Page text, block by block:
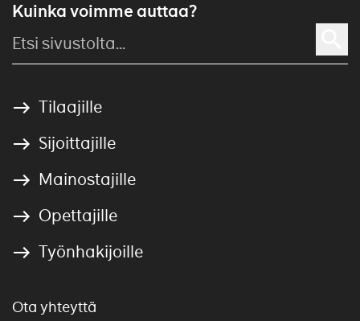
Kuinka voimme auttaa?
Tilaajille
Sijoittajille
Mainostajille
Opettajille
Työnhakijoille
Ota yhteyttä